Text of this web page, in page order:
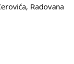
Radovana